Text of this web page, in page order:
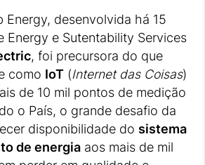
Energy, desenvolvida há 15
Energy e Sutentability Services
, foi precursora do que
como IoT (Internet das Coisas)
de 10 mil pontos de medição
o País, o grande desafio da
disponibilidade do sistema
de energia aos mais de mil